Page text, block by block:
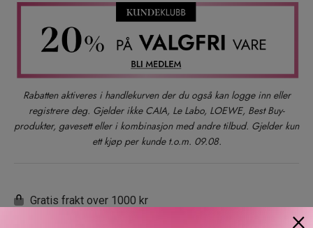
Rabatten aktiveres i handlekurven der du også kan logge inn eller
registrere deg. Gjelder ikke CAIA, Le Labo, LOEWE, Best Buy-
produkter, gavesett eller i kombinasjon med andre tilbud. Gjelder kun
ett kjøp per kunde t.o.m. 09.08.
Gratis frakt over 1000 kr
×